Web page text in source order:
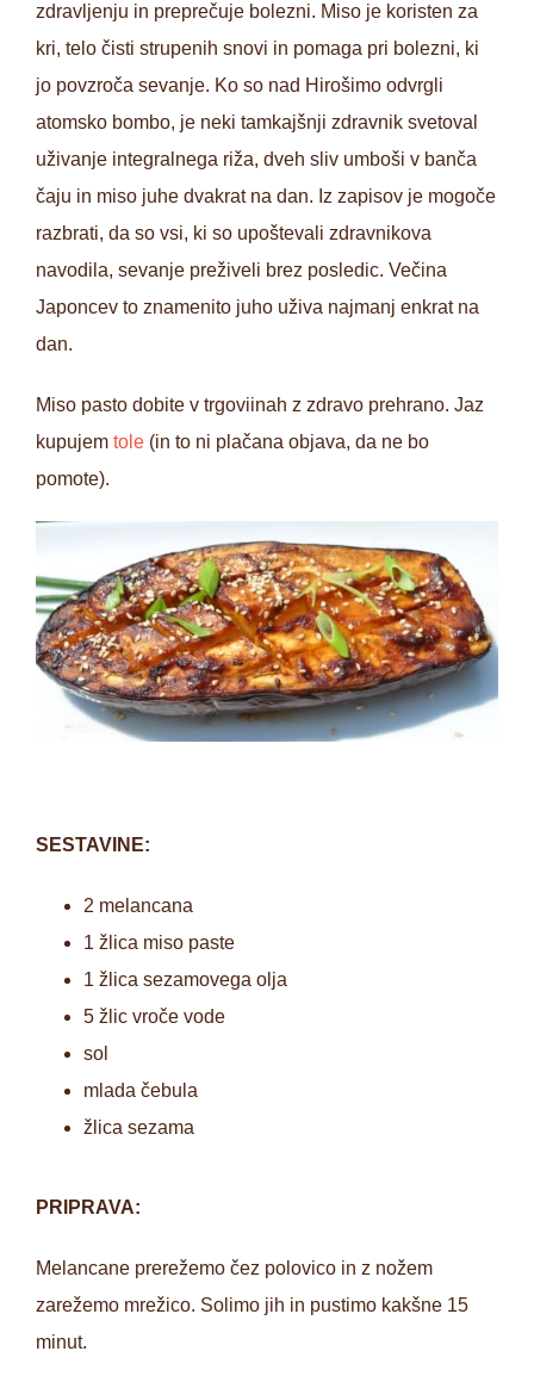
zdravljenju in preprečuje bolezni. Miso je koristen za
kri, telo čisti strupenih snovi in pomaga pri bolezni, ki
jo povzroča sevanje. Ko so nad Hirošimo odvrgli
atomsko bombo, je neki tamkajšnji zdravnik svetoval
uživanje integralnega riža, dveh sliv umboši v banča
čaju in miso juhe dvakrat na dan. Iz zapisov je mogoče
razbrati, da so vsi, ki so upoštevali zdravnikova
navodila, sevanje preživeli brez posledic. Večina
Japoncev to znamenito juho uživa najmanj enkrat na
dan.
Miso pasto dobite v trgoviinah z zdravo prehrano. Jaz
kupujem tole (in to ni plačana objava, da ne bo
pomote).
SESTAVINE:
2 melancana
1 žlica miso paste
1 žlica sezamovega olja
5 žlic vroče vode
sol
mlada čebula
žlica sezama
PRIPRAVA:
Melancane prerežemo čez polovico in z nožem
zarežemo mrežico. Solimo jih in pustimo kakšne 15
minut.